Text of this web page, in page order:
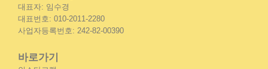
대표자: 임수경
대표번호: 010-2011-2280
사업자등록번호: 242-82-00390
바로가기